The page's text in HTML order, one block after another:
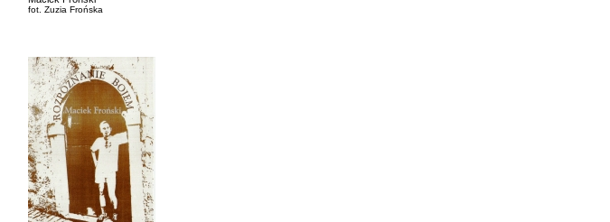
fot. Zuzia Frońska